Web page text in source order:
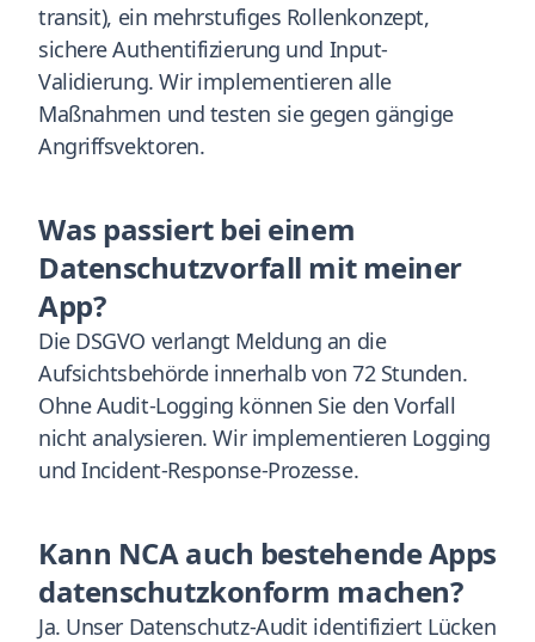
transit), ein mehrstufiges Rollenkonzept,
sichere Authentifizierung und Input-
Validierung. Wir implementieren alle
Maßnahmen und testen sie gegen gängige
Angriffsvektoren.
Was passiert bei einem
Datenschutzvorfall mit meiner
App?
Die DSGVO verlangt Meldung an die
Aufsichtsbehörde innerhalb von 72 Stunden.
Ohne Audit-Logging können Sie den Vorfall
nicht analysieren. Wir implementieren Logging
und Incident-Response-Prozesse.
Kann NCA auch bestehende Apps
datenschutzkonform machen?
Ja. Unser Datenschutz-Audit identifiziert Lücken